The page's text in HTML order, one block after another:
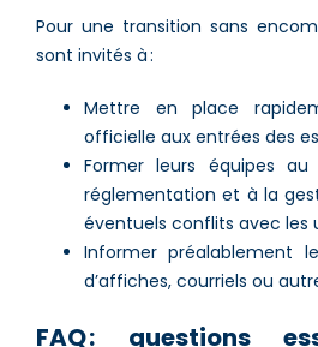
Pour une transition sans
sont invités à :
Mettre en place
officielle aux entrées des
Former leurs équipes
réglementation et à la
éventuels conflits avec les
Informer préalablement
d’affiches, courriels ou
FAQ : questions